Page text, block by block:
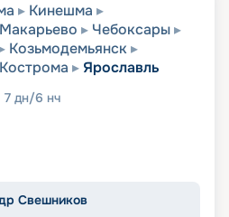
Кинешма
Макарьево
Чебоксары
Козьмодемьянск
Кострома Ярославль
7 дн/6 нч
Свешников